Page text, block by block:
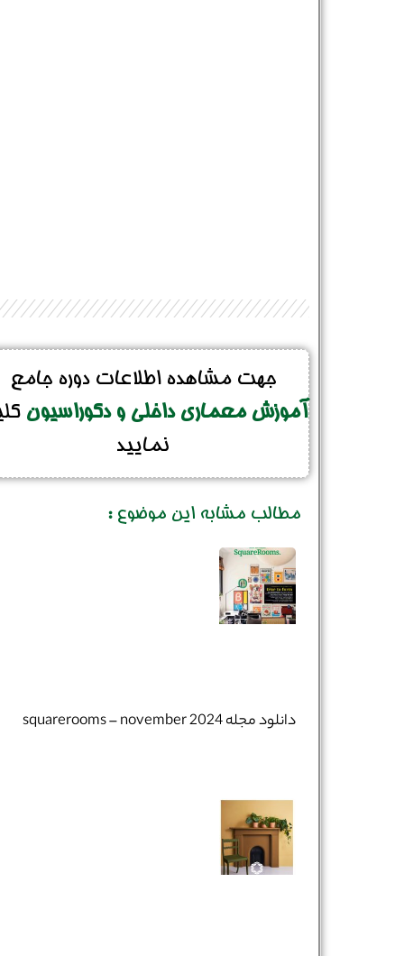
جهت مشاهده اطلاعات دوره جامع
آموزش معماری داخلی و دکوراسیون
نمایید
مطالب مشابه این موضوع :
دانلود مجله squarerooms – november 2024